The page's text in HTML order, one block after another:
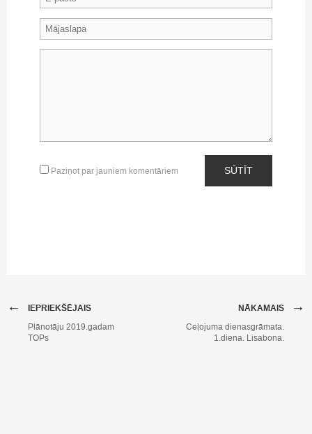
Paziņot par jauniem komentāriem SŪTĪT
IEPRIEKŠĒJAIS
←
Plānotāju 2019.gadam
TOPs
NĀKAMAIS →
Ceļojuma dienasgrāmata.
1.diena. Lisabona.